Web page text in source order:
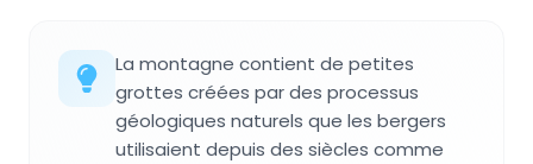
La montagne contient de petites
grottes créées par des processus
géologiques naturels que les bergers
utilisaient depuis des siècles comme